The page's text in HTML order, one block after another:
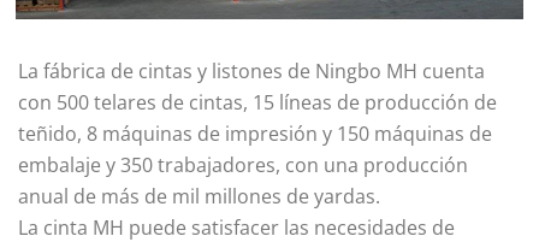
La fábrica de cintas y listones de Ningbo MH cuenta
con 500 telares de cintas, 15 líneas de producción de
teñido, 8 máquinas de impresión y 150 máquinas de
embalaje y 350 trabajadores, con una producción
anual de más de mil millones de yardas.
La cinta MH puede satisfacer las necesidades de